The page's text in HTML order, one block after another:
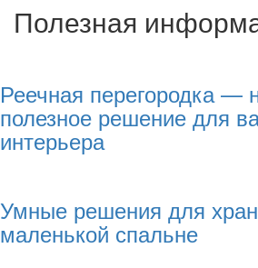
Полезная
Реечная перегородка —
полезное решение для
интерьера
Умные решения для
маленькой спальне